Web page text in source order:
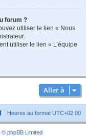
forum ?
utiliser le lien « Nous
utiliser le lien « L’équipe
Aller à
Heures au format UTC+02:00
phpBB Limited